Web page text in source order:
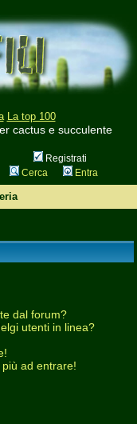
La top 100
cactus e succulente
Registrati
Cerca Entra
dal forum?
utenti in linea?
ad entrare!